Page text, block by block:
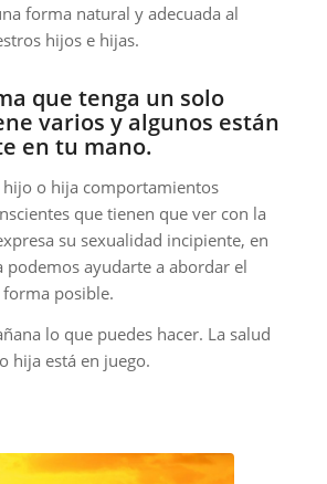
forma natural y adecuada al
hijos e hijas.
que tenga un solo
varios y algunos están
en tu mano.
hijo o hija comportamientos
que tienen que ver con la
su sexualidad incipiente, en
podemos ayudarte a abordar el
posible.
lo que puedes hacer. La salud
hija está en juego.